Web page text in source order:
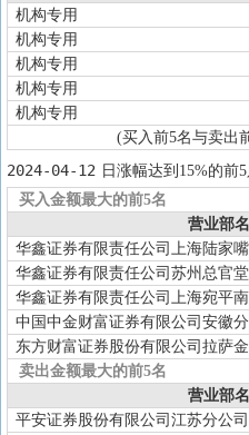
机构专用
机构专用
机构专用
机构专用
机构专用
(买入前5名与卖出
2024-04-12 日涨幅达到15%的前
买入金额最大的前5名
营业部
华鑫证券有限责任公司上海陆家
华鑫证券有限责任公司苏州总官
华鑫证券有限责任公司上海宛平
中国中金财富证券有限公司安徽分
东方财富证券股份有限公司拉萨
卖出金额最大的前5名
营业部
平安证券股份有限公司江苏分公司